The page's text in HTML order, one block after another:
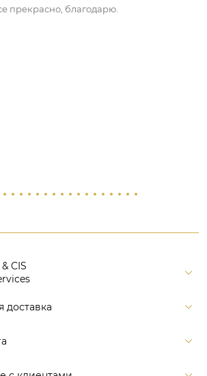
прекрасно, благодарю.
CIS
доставка